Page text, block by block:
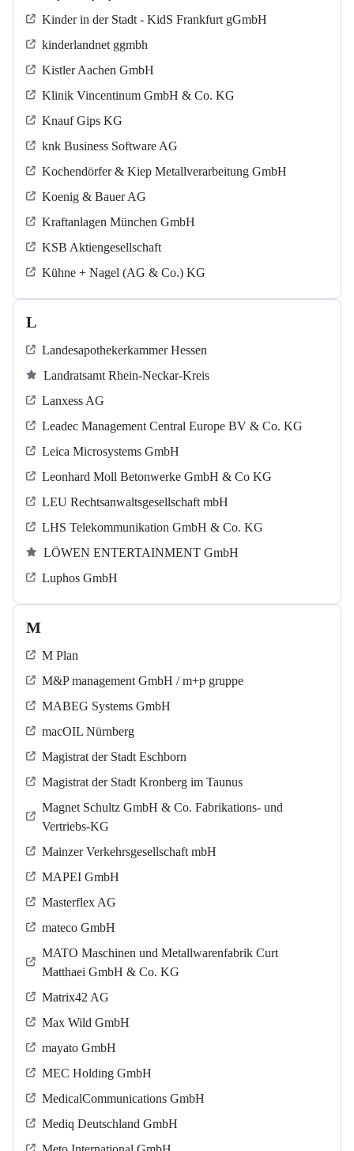
Kinder in der Stadt - KidS Frankfurt gGmbH
kinderlandnet ggmbh
Kistler Aachen GmbH
Klinik Vincentinum GmbH & Co. KG
Knauf Gips KG
knk Business Software AG
Kochendörfer & Kiep Metallverarbeitung GmbH
Koenig & Bauer AG
Kraftanlagen München GmbH
KSB Aktiengesellschaft
Kühne + Nagel (AG & Co.) KG
L
Landesapothekerkammer Hessen
Landratsamt Rhein-Neckar-Kreis
Lanxess AG
Leadec Management Central Europe BV & Co. KG
Leica Microsystems GmbH
Leonhard Moll Betonwerke GmbH & Co KG
LEU Rechtsanwaltsgesellschaft mbH
LHS Telekommunikation GmbH & Co. KG
LÖWEN ENTERTAINMENT GmbH
Luphos GmbH
M
M Plan
M&P management GmbH / m+p gruppe
MABEG Systems GmbH
macOIL Nürnberg
Magistrat der Stadt Eschborn
Magistrat der Stadt Kronberg im Taunus
Magnet Schultz GmbH & Co. Fabrikations- und
Vertriebs-KG
Mainzer Verkehrsgesellschaft mbH
MAPEI GmbH
Masterflex AG
mateco GmbH
MATO Maschinen und Metallwarenfabrik Curt
Matthaei GmbH & Co. KG
Matrix42 AG
Max Wild GmbH
mayato GmbH
MEC Holding GmbH
MedicalCommunications GmbH
Mediq Deutschland GmbH